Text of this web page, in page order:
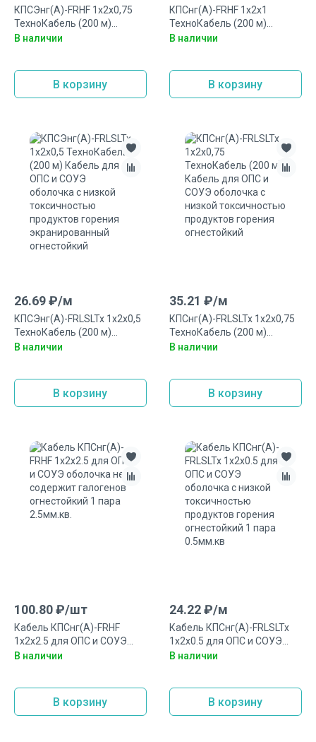
КПСЭнг(А)-FRHF 1x2x0,75
ТехноКабель (200 м)
Кабель для ОПС и СОУЭ
огнестойкий
В наличии
В корзину
КПСнг(А)-FRHF 1x2x1
ТехноКабель (200 м)
Кабель огнестойкий
скрутки
В наличии
В корзину
26.69₽/м
КПСЭнг(А)-FRLSLTx 1x2x0,5
ТехноКабель (200 м)
Кабель для ОПС и СОУЭ
горения экранированный
огнестойкий
В наличии
В корзину
35.21 ₽/м
КПСнг(А)-FRLSLTx 1x2x0,75
ТехноКабель (200 м)
Кабель для ОПС и СОУЭ
горения огнестойкий
В наличии
В корзину
100.80₽/шт
Кабель КПСнг(А)-FRHF
1х2х2.5 для ОПС и СОУЭ
оболочка не содержит
В наличии
В корзину
24.22₽/м
Кабель КПСнг(А)-FRLSLTx
1х2х0.5 для ОПС и СОУЭ
оболочка с низкой
0.5мм.кв
В наличии
В корзину